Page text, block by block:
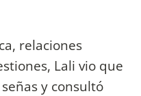
relaciones
Lali vio que
y consultó